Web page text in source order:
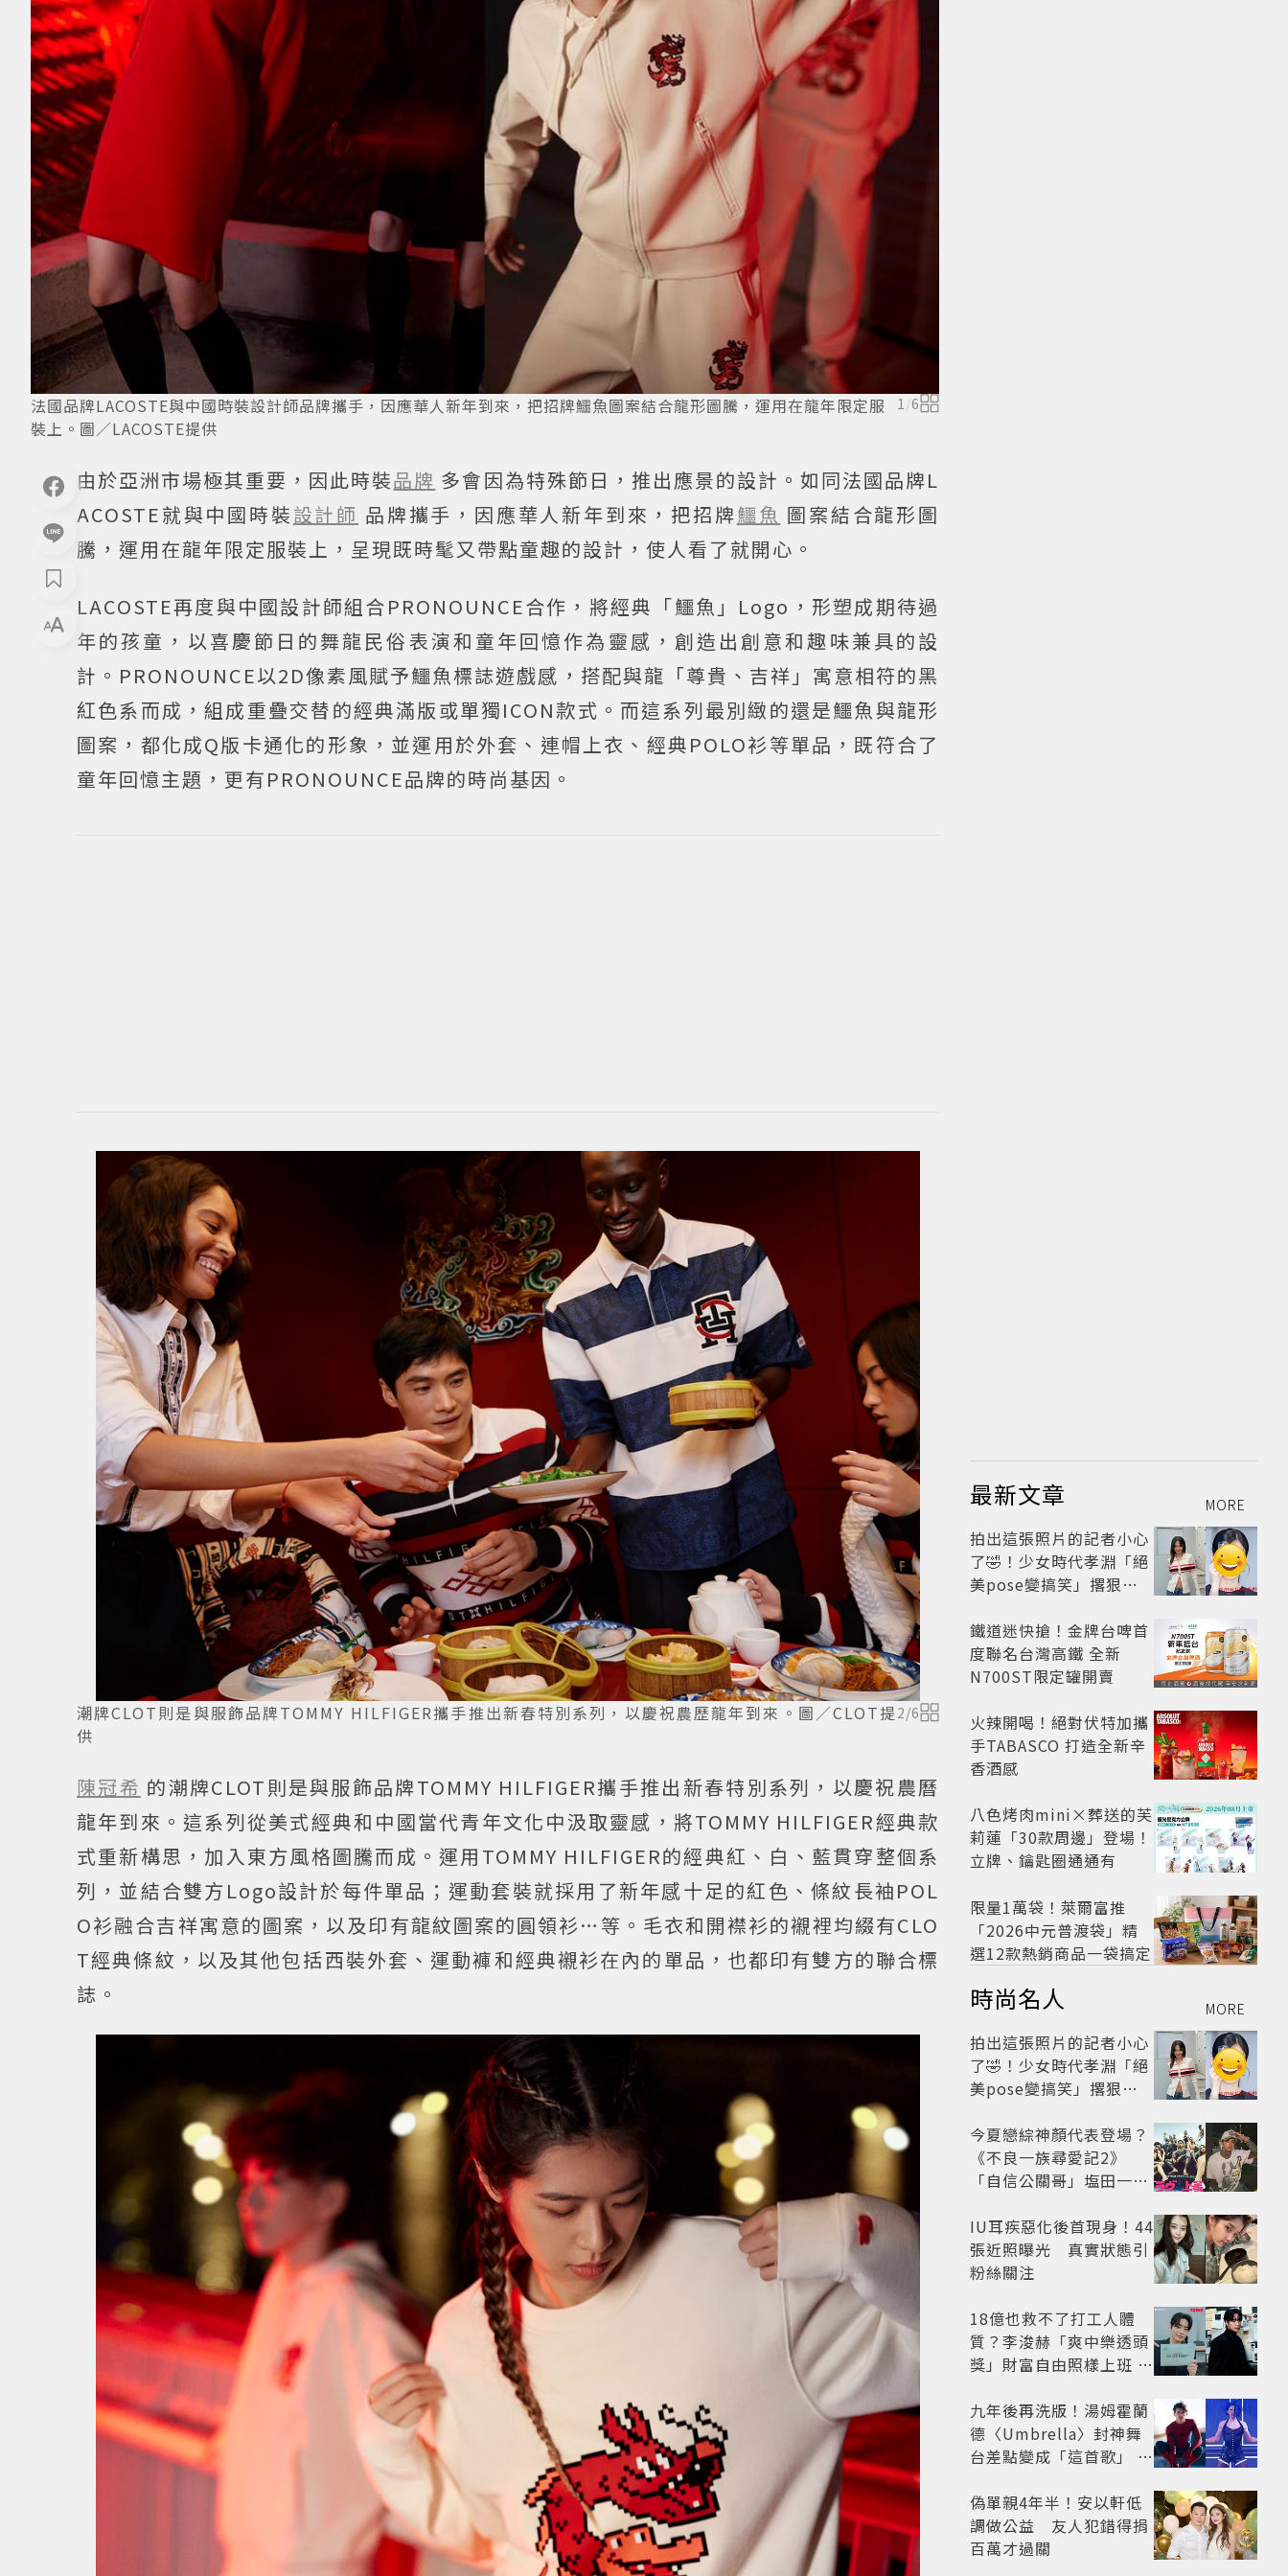
法國品牌LACOSTE與中國時裝設計師品牌攜手，因應華人新年到來，把招牌鱷魚圖案結合龍形圖騰，運用在龍年限定服
裝上。圖／LACOSTE提供
1/6
由於亞洲市場極其重要，因此時裝品牌 多會因為特殊節日，推出應景的設計。如同法國品牌L
ACOSTE就與中國時裝設計師 品牌攜手，因應華人新年到來，把招牌鱷魚 圖案結合龍形圖
騰，運用在龍年限定服裝上，呈現既時髦又帶點童趣的設計，使人看了就開心。
LACOSTE再度與中國設計師組合PRONOUNCE合作，將經典「鱷魚」Logo，形塑成期待過
年的孩童，以喜慶節日的舞龍民俗表演和童年回憶作為靈感，創造出創意和趣味兼具的設
計。PRONOUNCE以2D像素風賦予鱷魚標誌遊戲感，搭配與龍「尊貴、吉祥」寓意相符的黑
紅色系而成，組成重疊交替的經典滿版或單獨ICON款式。而這系列最別緻的還是鱷魚與龍形
圖案，都化成Q版卡通化的形象，並運用於外套、連帽上衣、經典POLO衫等單品，既符合了
童年回憶主題，更有PRONOUNCE品牌的時尚基因。
潮牌CLOT則是與服飾品牌TOMMY HILFIGER攜手推出新春特別系列，以慶祝農歷龍年到來。圖／CLOT提
供
2/6
陳冠希 的潮牌CLOT則是與服飾品牌TOMMY HILFIGER攜手推出新春特別系列，以慶祝農曆
龍年到來。這系列從美式經典和中國當代青年文化中汲取靈感，將TOMMY HILFIGER經典款
式重新構思，加入東方風格圖騰而成。運用TOMMY HILFIGER的經典紅、白、藍貫穿整個系
列，並結合雙方Logo設計於每件單品；運動套裝就採用了新年感十足的紅色、條紋長袖POL
O衫融合吉祥寓意的圖案，以及印有龍紋圖案的圓領衫…等。毛衣和開襟衫的襯裡均綴有CLO
T經典條紋，以及其他包括西裝外套、運動褲和經典襯衫在內的單品，也都印有雙方的聯合標
誌。
最新文章 MORE
拍出這張照片的記者小心
了🤣！少女時代孝淵「絕
美pose變搞笑」撂狠
鐵道迷快搶！金牌台啤首
度聯名台灣高鐵 全新
N700ST限定罐開賣
火辣開喝！絕對伏特加攜
手TABASCO 打造全新辛
香酒感
八色烤肉mini×葬送的芙
莉蓮「30款周邊」登場！
立牌、鑰匙圈通通有
限量1萬袋！萊爾富推
「2026中元普渡袋」精
選12款熱銷商品一袋搞定
時尚名人 MORE
拍出這張照片的記者小心
了🤣！少女時代孝淵「絕
美pose變搞笑」撂狠
今夏戀綜神顏代表登場？
《不良一族尋愛記2》
「自信公關哥」塩田一馬
老闆
IU耳疾惡化後首現身！44
張近照曝光 真實狀態引
粉絲關注
18億也救不了打工人體
質？李浚赫「爽中樂透頭
獎」財富自由照樣上班 西
九年後再洗版！湯姆霍蘭
德〈Umbrella〉封神舞
台差點變成「這首歌」 造
開
偽單親4年半！安以軒低
調做公益 友人犯錯得捐
百萬才過關